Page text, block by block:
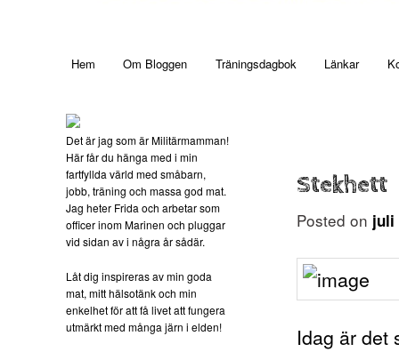
Skip to primary content
Hem Om Bloggen Träningsdagbok Länkar
Stekhett
Posted on juli
Idag är det
Det är jag som är Militärmamman!
Här får du hänga med i min
fartfyllda värld med småbarn,
jobb, träning och massa god mat.
Jag heter Frida och arbetar som
officer inom Marinen och pluggar
vid sidan av i några år sådär.
Låt dig inspireras av min goda
mat, mitt hälsotänk och min
enkelhet för att få livet att fungera
utmärkt med många järn i elden!